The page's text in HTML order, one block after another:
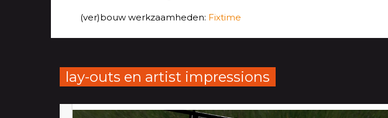
(ver)bouw werkzaamheden: Fixtime
lay-outs en artist impressions